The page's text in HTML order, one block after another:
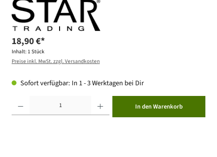
18,90 €*
Inhalt: 1 Stück
Preise inkl. MwSt. zzgl. Versandkosten
Sofort verfügbar: In 1 - 3 Werktagen bei Dir
In den Warenkorb